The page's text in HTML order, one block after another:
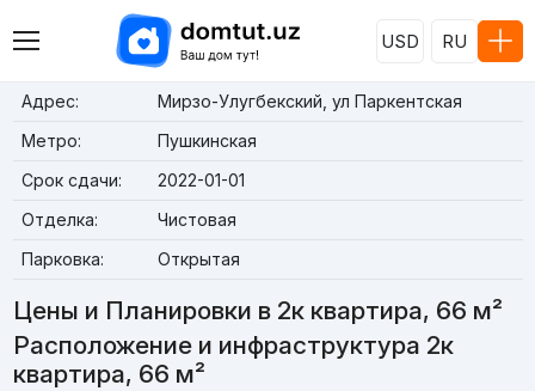
USD RU
Адрес:
Мирзо-Улугбекский, ул Паркентская
Метро:
Пушкинская
Срок сдачи:
2022-01-01
Отделка:
Чистовая
Парковка:
Открытая
Цены и Планировки в 2к квартира, 66 м²
Расположение и инфраструктура 2к
квартира, 66 м²